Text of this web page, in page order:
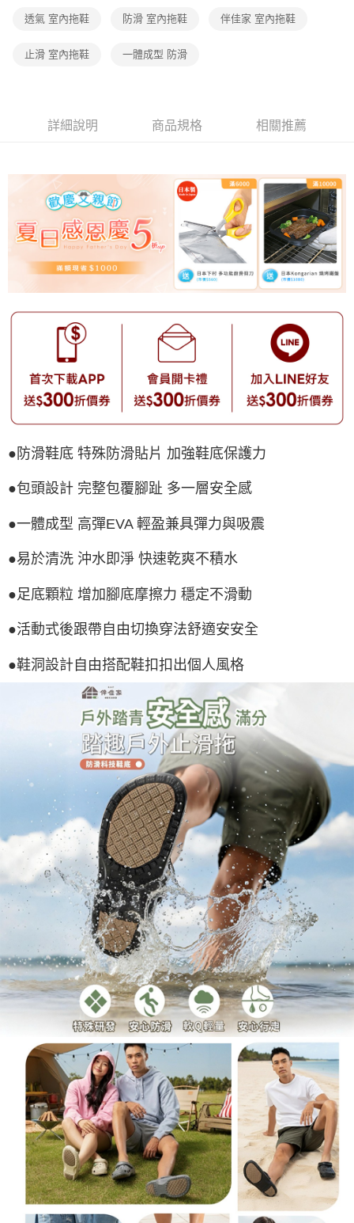
透氣 室內拖鞋 防滑 室內拖鞋 伴佳家 室內拖鞋
止滑 室內拖鞋 一體成型 防滑
詳細說明 商品規格 相關推薦
●防滑鞋底 特殊防滑貼片 加強鞋底保護力
●包頭設計 完整包覆腳趾 多一層安全感
●一體成型 高彈EVA 輕盈兼具彈力與吸震
●易於清洗 沖水即淨 快速乾爽不積水
●足底顆粒 增加腳底摩擦力 穩定不滑動
●活動式後跟帶自由切換穿法舒適安安全
●鞋洞設計自由搭配鞋扣扣出個人風格